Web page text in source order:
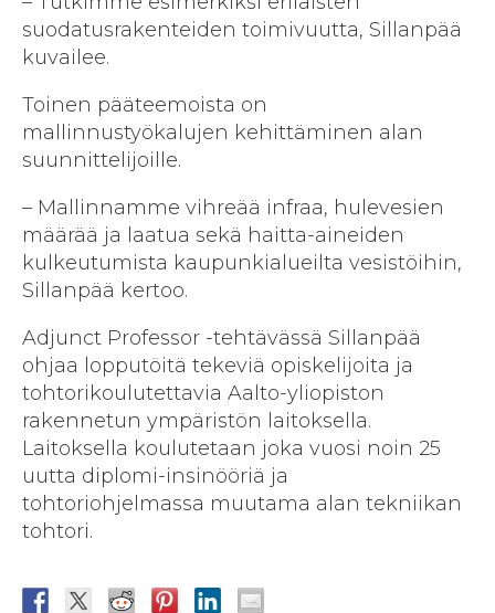
suodatusrakenteiden toimivuutta, Sillanpää
kuvailee.
Toinen pääteemoista on
mallinnustyökalujen kehittäminen alan
suunnittelijoille.
– Mallinnamme vihreää infraa, hulevesien
määrää ja laatua sekä haitta-aineiden
kulkeutumista kaupunkialueilta vesistöihin,
Sillanpää kertoo.
Adjunct Professor -tehtävässä Sillanpää
ohjaa lopputöitä tekeviä opiskelijoita ja
tohtorikoulutettavia Aalto-yliopiston
rakennetun ympäristön laitoksella.
Laitoksella koulutetaan joka vuosi noin 25
uutta diplomi-insinööriä ja
tohtoriohjelmassa muutama alan tekniikan
tohtori.